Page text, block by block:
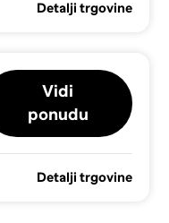
Detalji trgovine
Vidi
ponudu
Detalji trgovine